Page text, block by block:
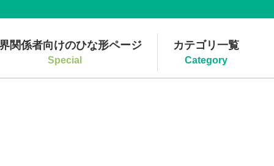
関係者向けのひな形ページ
Special
カテゴリ一覧
Category